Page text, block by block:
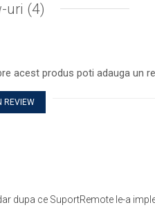
uri (4)
acest produs poti adauga un
REVIEW
dupa ce SuportRemote le-a